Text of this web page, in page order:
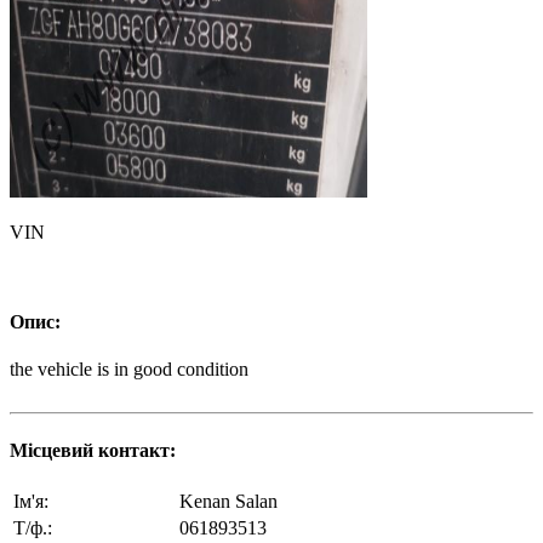
VIN
Опис:
the vehicle is in good condition
Місцевий контакт:
Ім'я:
Kenan Salan
Т/ф.:
061893513